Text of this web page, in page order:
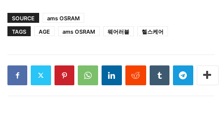
SOURCE
ams OSRAM
TAGS
AGE ams OSRAM 웨어러블 헬스케어